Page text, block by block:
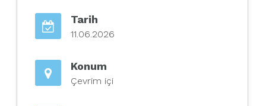
Tarih
11.06.2026
Konum
Çevrim içi